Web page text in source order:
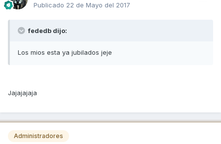
Publicado 22 de Mayo del 2017
fededb dijo:
Los mios esta ya jubilados jeje
Jajajajaja
Administradores